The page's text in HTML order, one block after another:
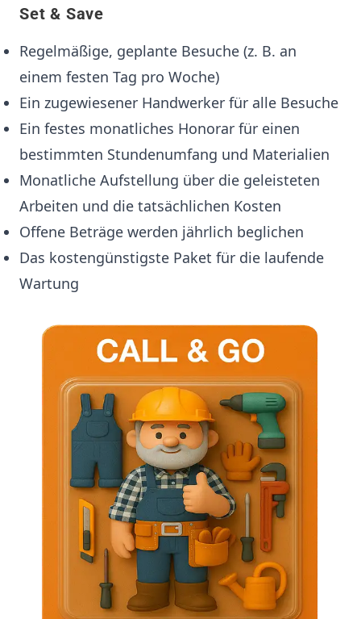
Set & Save
Regelmäßige, geplante Besuche (z. B. an
einem festen Tag pro Woche)
Ein zugewiesener Handwerker für alle Besuche
Ein festes monatliches Honorar für einen
bestimmten Stundenumfang und Materialien
Monatliche Aufstellung über die geleisteten
Arbeiten und die tatsächlichen Kosten
Offene Beträge werden jährlich beglichen
Das kostengünstigste Paket für die laufende
Wartung